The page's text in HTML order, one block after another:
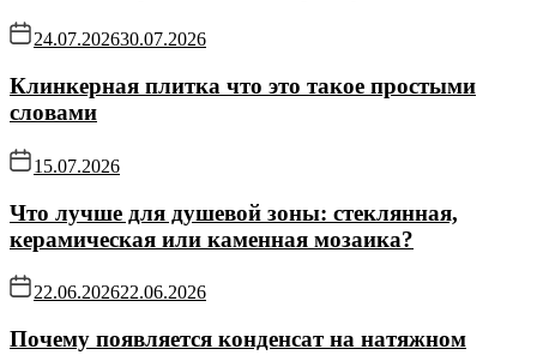
24.07.202630.07.2026
Клинкерная плитка что это такое простыми
словами
15.07.2026
Что лучше для душевой зоны: стеклянная,
керамическая или каменная мозаика?
22.06.202622.06.2026
Почему появляется конденсат на натяжном